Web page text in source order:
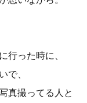
行った時に、
で、
真撮ってる人と